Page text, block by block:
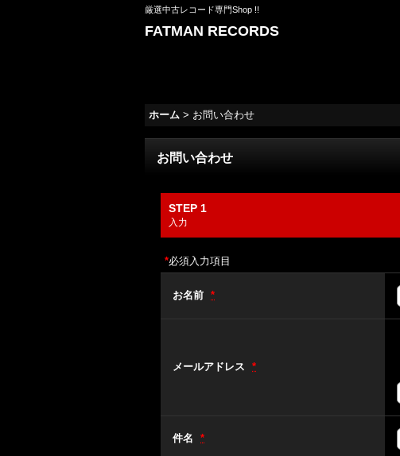
厳選中古レコード専門Shop !!
FATMAN RECORDS
ホーム > お問い合わせ
お問い合わせ
STEP 1
入力
*必須入力項目
お名前 *
メールアドレス *
件名 *